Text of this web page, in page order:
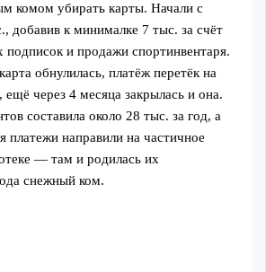
комом убирать карты. Начали с
добавив к минималке 7 тыс. за счёт
подписок и продажи спортинвентаря.
обнулилась, платёж перетёк на
через 4 месяца закрылась и она.
составила около 28 тыс. за год, а
платежи направили на частичное
— там и родилась их
снежный ком.